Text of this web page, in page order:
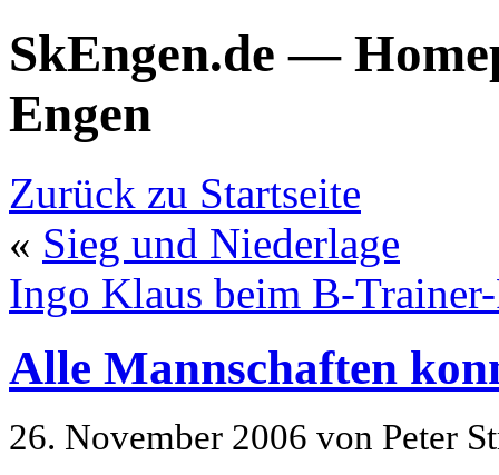
SkEngen.de —
Engen
Zurück zu Startseite
« Sieg und Niederlage
Ingo Klaus beim B-
Alle Mannschaften
26. November 2006 von Peter